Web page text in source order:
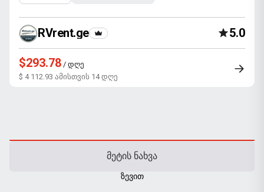
RVrent.ge 5.0
$293.78 / დღე
$ 4 112.93 ამისთვის 14 დღე
ᲛᲔᲢᲘᲡ ᲜᲐᲮᲕᲐ
ᲖᲔᲕᲘᲗ